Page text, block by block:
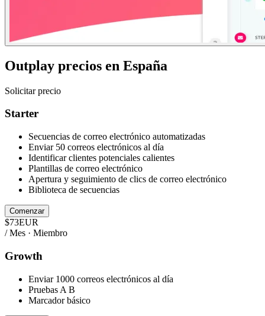
Outplay precios en España
Solicitar precio
Starter
Secuencias de correo electrónico automatizadas
Enviar 50 correos electrónicos al día
Identificar clientes potenciales calientes
Plantillas de correo electrónico
Apertura y seguimiento de clics de correo electrónico
Biblioteca de secuencias
Comenzar
$73EUR
/ Mes · Miembro
Growth
Enviar 1000 correos electrónicos al día
Pruebas A B
Marcador básico